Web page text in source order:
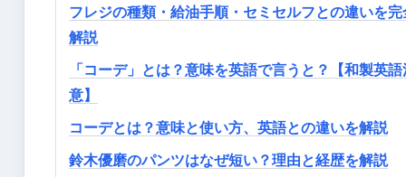
フレジの種類・給油手順・セミセルフとの違いを完
解説
「コーデ」とは？意味を英語で言うと？【和製英語
意】
コーデとは？意味と使い方、英語との違いを解説
鈴木優磨のパンツはなぜ短い？理由と経歴を解説